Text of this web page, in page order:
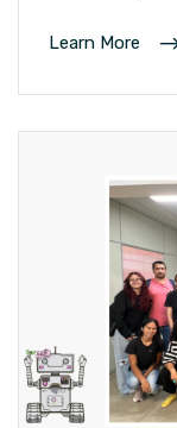
Learn More